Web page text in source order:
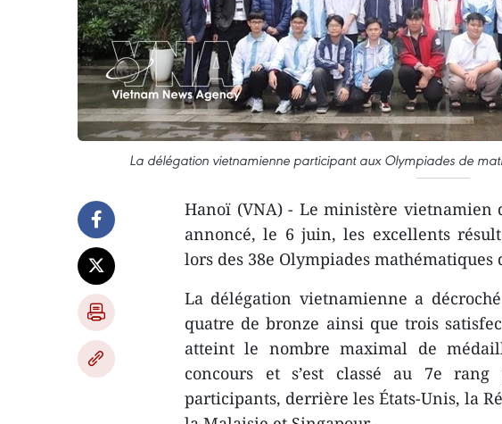
La délégation vietnamienne participant aux Olympiades de
Hanoï (VNA) - Le ministère vietnamien
annoncé, le 6 juin, les excellents
lors des 38e Olympiades mathématiques
La délégation vietnamienne a
quatre de bronze ainsi que trois
atteint le nombre maximal de
concours et s’est classé au 7e
participants, derrière les États-Unis, la